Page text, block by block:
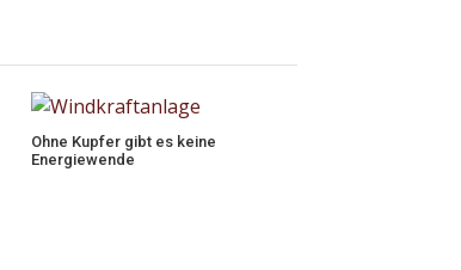
Ohne Kupfer gibt es keine
Energiewende